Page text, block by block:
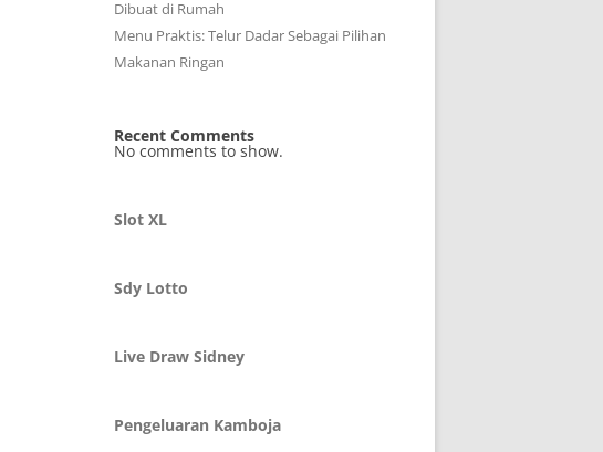
Dibuat di Rumah
Menu Praktis: Telur Dadar Sebagai Pilihan
Makanan Ringan
Recent Comments
No comments to show.
Slot XL
Sdy Lotto
Live Draw Sidney
Pengeluaran Kamboja